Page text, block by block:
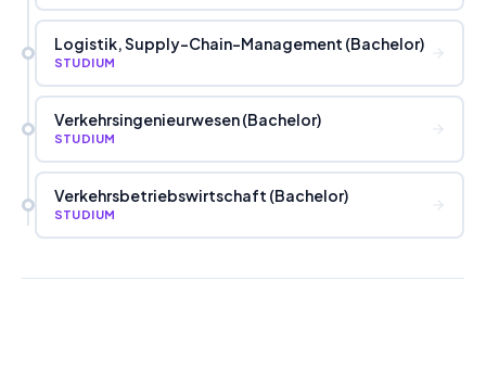
Logistik, Supply-Chain-Management (Bachelor)
STUDIUM
Verkehrsingenieurwesen (Bachelor)
STUDIUM
Verkehrsbetriebswirtschaft (Bachelor)
STUDIUM